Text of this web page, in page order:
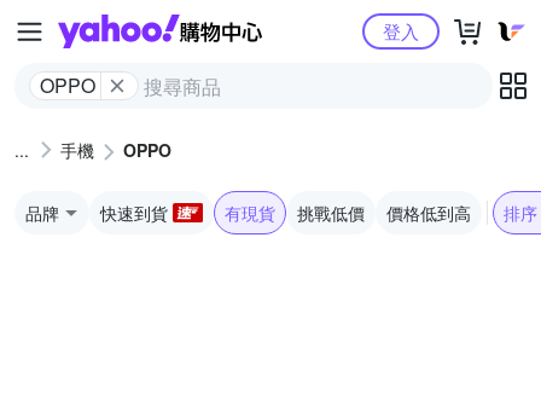
Yahoo購物中心
OPPO
登入
手機 OPPO
品牌 快速到貨 有現貨 挑戰低價 價格低到高 排序